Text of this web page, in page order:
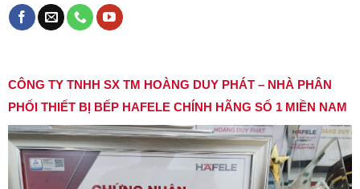
CÔNG TY TNHH SX TM HOÀNG DUY PHÁT – NHÀ PHÂN
PHỐI THIẾT BỊ BẾP HAFELE CHÍNH HÃNG SỐ 1 MIỀN NAM